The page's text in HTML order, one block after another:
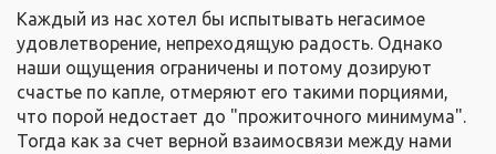
Каждый из нас хотел бы испытывать негасимое
удовлетворение, непреходящую радость. Однако
наши ощущения ограничены и потому дозируют
счастье по капле, отмеряют его такими порциями,
что порой недостает до "прожиточного минимума".
Тогда как за счет верной взаимосвязи между нами